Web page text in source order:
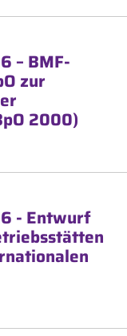
– BMF-
zur
2000)
- Entwurf